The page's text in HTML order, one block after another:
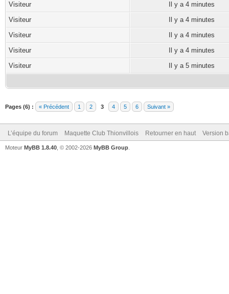
Visiteur
Il y a 4 minutes
Visiteur
Il y a 4 minutes
Visiteur
Il y a 4 minutes
Visiteur
Il y a 4 minutes
Visiteur
Il y a 5 minutes
Pages (6) : « Précédent 1 2 3 4 5 6 Suivant »
L’équipe du forum Maquette Club Thionvillois Retourner en haut Version
Moteur MyBB 1.8.40 , © 2002-2026 MyBB Group